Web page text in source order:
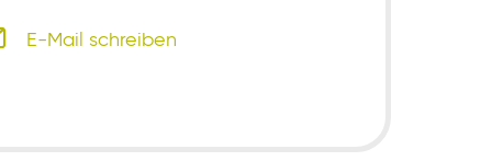
E-Mail schreiben